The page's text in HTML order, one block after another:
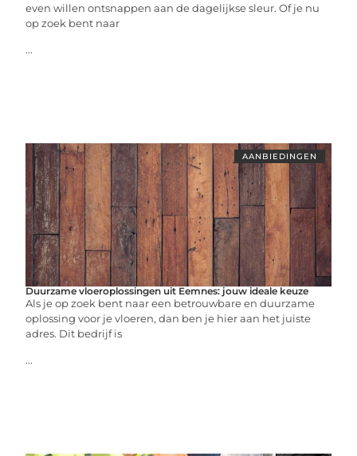
even willen ontsnappen aan de dagelijkse sleur. Of je nu
op zoek bent naar
...
AANBIEDINGEN
Duurzame vloeroplossingen uit Eemnes: jouw ideale keuze
Als je op zoek bent naar een betrouwbare en duurzame
oplossing voor je vloeren, dan ben je hier aan het juiste
adres. Dit bedrijf is
...